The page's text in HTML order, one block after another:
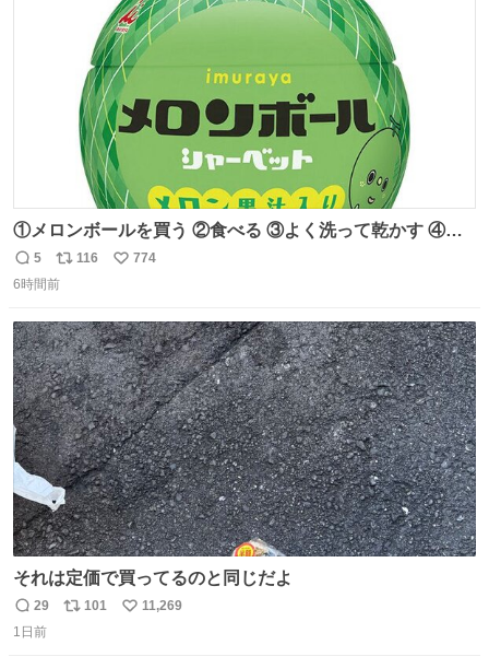
①メロンボールを買う ②食べる ③よく洗って乾かす ④か
わいい
返
信
5
リ
ポ
ト
数
116
い
数
774
6時間前
それは定価で買ってるのと同じだよ
返
信
29
リ
101
い
11,269
1日前